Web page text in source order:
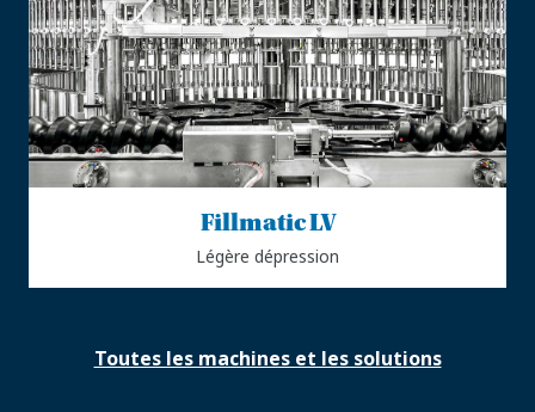
Fillmatic LV
Légère dépression
Toutes les machines et les solutions